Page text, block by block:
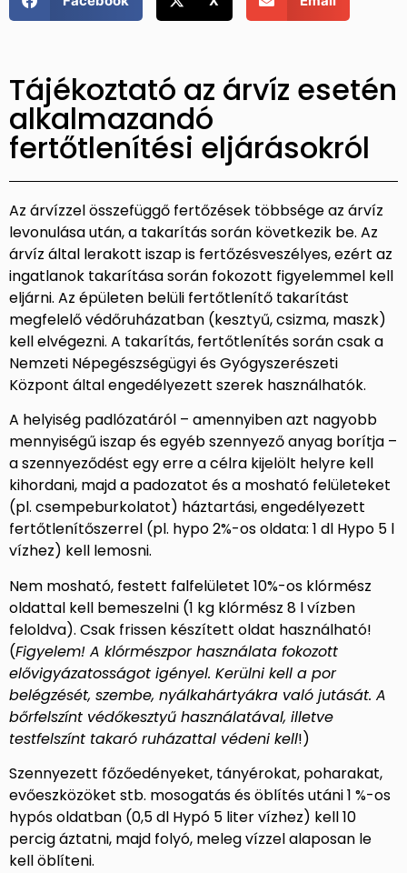
Tájékoztató az árvíz esetén
alkalmazandó
fertőtlenítési eljárásokról
Az árvízzel összefüggő fertőzések többsége az árvíz
levonulása után, a takarítás során következik be. Az
árvíz által lerakott iszap is fertőzésveszélyes, ezért az
ingatlanok takarítása során fokozott figyelemmel kell
eljárni. Az épületen belüli fertőtlenítő takarítást
megfelelő védőruházatban (kesztyű, csizma, maszk)
kell elvégezni. A takarítás, fertőtlenítés során csak a
Nemzeti Népegészségügyi és Gyógyszerészeti
Központ által engedélyezett szerek használhatók.
A helyiség padlózatáról – amennyiben azt nagyobb
mennyiségű iszap és egyéb szennyező anyag borítja –
a szennyeződést egy erre a célra kijelölt helyre kell
kihordani, majd a padozatot és a mosható felületeket
(pl. csempeburkolatot) háztartási, engedélyezett
fertőtlenítőszerrel (pl. hypo 2%-os oldata: 1 dl Hypo 5 l
vízhez) kell lemosni.
Nem mosható, festett falfelületet 10%-os klórmész
oldattal kell bemeszelni (1 kg klórmész 8 l vízben
feloldva). Csak frissen készített oldat használható!
(Figyelem! A klórmészpor használata fokozott
elővigyázatosságot igényel. Kerülni kell a por
belégzését, szembe, nyálkahártyákra való jutását. A
bőrfelszínt védőkesztyű használatával, illetve
testfelszínt takaró ruházattal védeni kell!)
Szennyezett főzőedényeket, tányérokat, poharakat,
evőeszközöket stb. mosogatás és öblítés utáni 1 %-os
hypós oldatban (0,5 dl Hypó 5 liter vízhez) kell 10
percig áztatni, majd folyó, meleg vízzel alaposan le
kell öblíteni.